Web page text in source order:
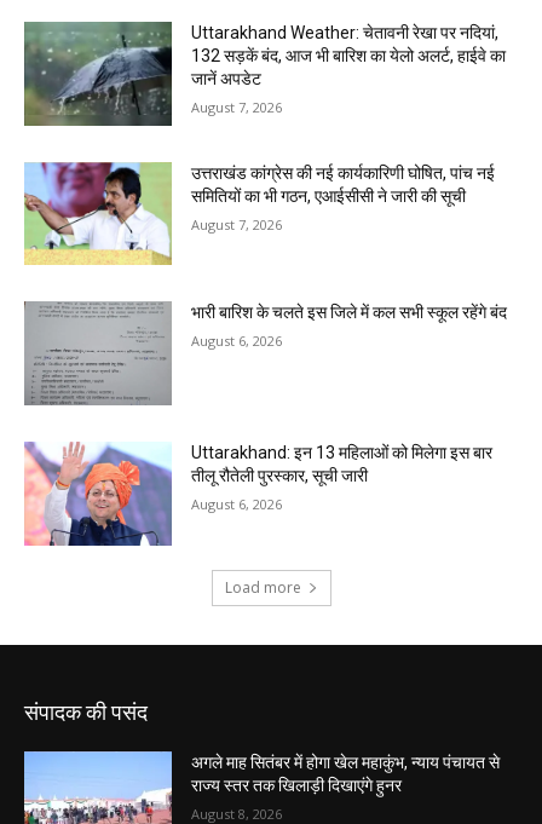
संपादक की पसंद
अगले माह सितंबर में होगा खेल महाकुंभ, न्याय पंचायत से
राज्य स्तर तक खिलाड़ी दिखाएंगे हुनर
August 8, 2026